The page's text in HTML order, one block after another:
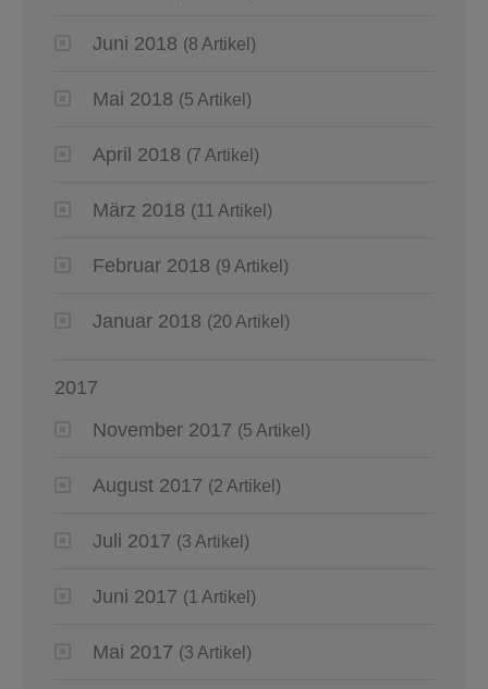
Juni 2018 (8 Artikel)
Mai 2018 (5 Artikel)
April 2018 (7 Artikel)
März 2018 (11 Artikel)
Februar 2018 (9 Artikel)
Januar 2018 (20 Artikel)
2017
November 2017 (5 Artikel)
August 2017 (2 Artikel)
Juli 2017 (3 Artikel)
Juni 2017 (1 Artikel)
Mai 2017 (3 Artikel)